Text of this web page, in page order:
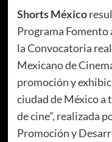
Shorts México
Programa Fomento
la Convocatoria
Mexicano de
promoción y
ciudad de México a
de cine”, realizada
Promoción y